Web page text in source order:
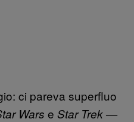
ci pareva superfluo
Wars e Star Trek —